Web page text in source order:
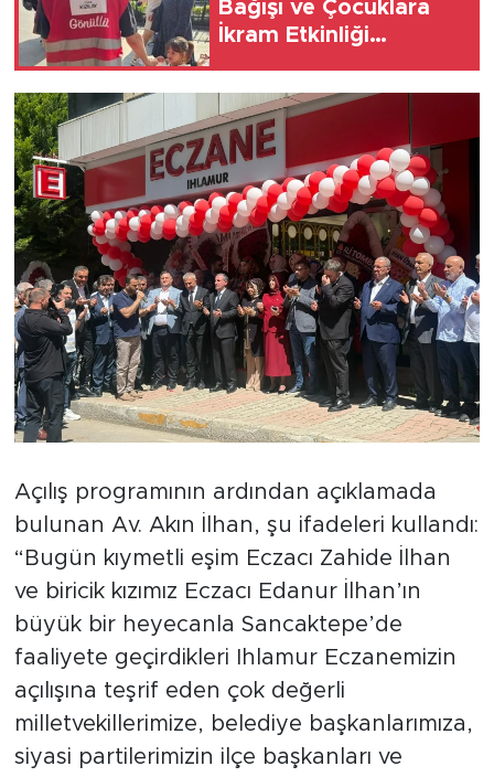
Bağışı ve Çocuklara
İkram Etkinliği
Açılış programının ardından açıklamada
bulunan Av. Akın İlhan, şu ifadeleri kullandı:
“Bugün kıymetli eşim Eczacı Zahide İlhan
ve biricik kızımız Eczacı Edanur İlhan’ın
büyük bir heyecanla Sancaktepe’de
faaliyete geçirdikleri Ihlamur Eczanemizin
açılışına teşrif eden çok değerli
milletvekillerimize, belediye başkanlarımıza,
siyasi partilerimizin ilçe başkanları ve